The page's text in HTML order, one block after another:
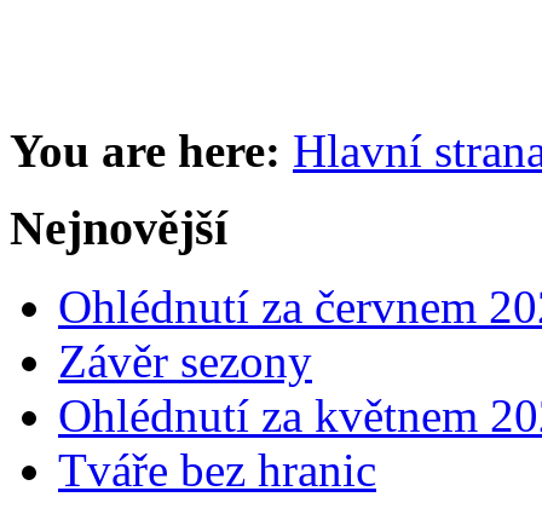
You are here: Hlavní
Nejnovější
Ohlédnutí za červnem
Závěr sezony
Ohlédnutí za květnem
Tváře bez hranic